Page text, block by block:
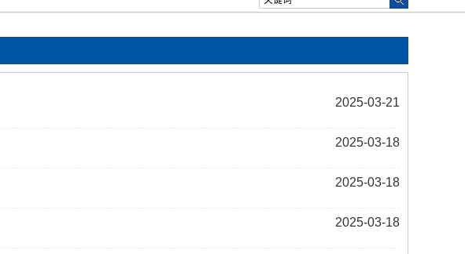
2025-03-21
2025-03-18
2025-03-18
2025-03-18